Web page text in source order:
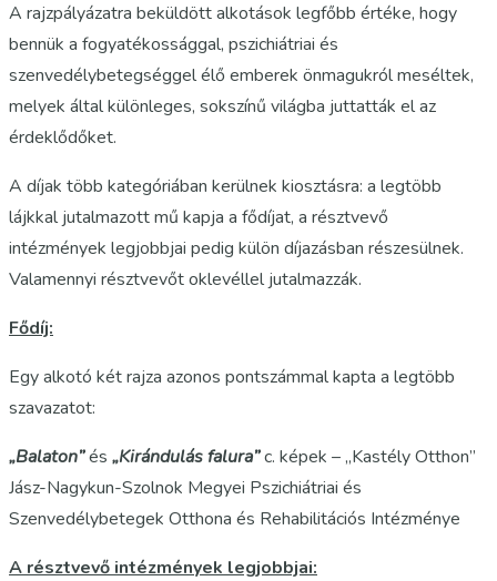
A rajzpályázatra beküldött alkotások legfőbb értéke, hogy
bennük a fogyatékossággal, pszichiátriai és
szenvedélybetegséggel élő emberek önmagukról meséltek,
melyek által különleges, sokszínű világba juttatták el az
érdeklődőket.
A díjak több kategóriában kerülnek kiosztásra: a legtöbb
lájkkal jutalmazott mű kapja a fődíjat, a résztvevő
intézmények legjobbjai pedig külön díjazásban részesülnek.
Valamennyi résztvevőt oklevéllel jutalmazzák.
Fődíj:
Egy alkotó két rajza azonos pontszámmal kapta a legtöbb
szavazatot:
„Balaton”és „Kirándulás falura”c. képek – „Kastély Otthon”
Jász-Nagykun-Szolnok Megyei Pszichiátriai és
Szenvedélybetegek Otthona és Rehabilitációs Intézménye
A résztvevő intézmények legjobbjai: